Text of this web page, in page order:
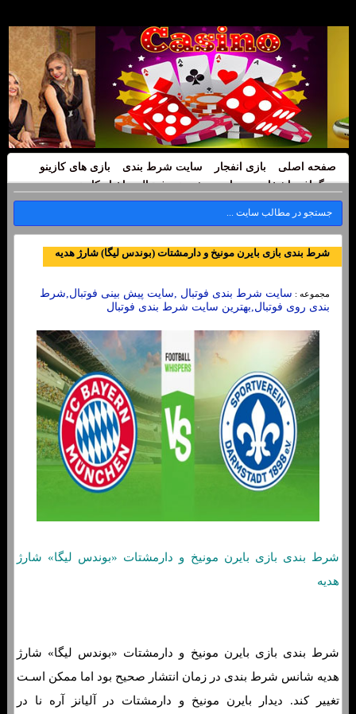
صفحه اصلی بازی انفجار سایت شرط بندی
بازی های کازینو
بیوگرافی اشخاص
سایت پیش بینی فوتبال اخبار کازینو
شرط بندی بازی بایرن مونیخ و دارمشتات (بوندس لیگا) شارژ هدیه
مجموعه : سایت شرط بندی فوتبال ,سایت پیش بینی فوتبال,شرط
بندی روی فوتبال,بهترین سایت شرط بندی فوتبال
شرط بندی بازی بایرن مونیخ و دارمشتات «بوندس لیگا» شارژ
هدیه
شرط بندی بازی بایرن مونیخ و دارمشتات «بوندس لیگا» شارژ
هدیه شانس شرط بندی در زمان انتشار صحیح بود اما ممکن اسـت
تغییر کند. دیدار بایرن مونیخ و دارمشتات در آلیانز آره نا در